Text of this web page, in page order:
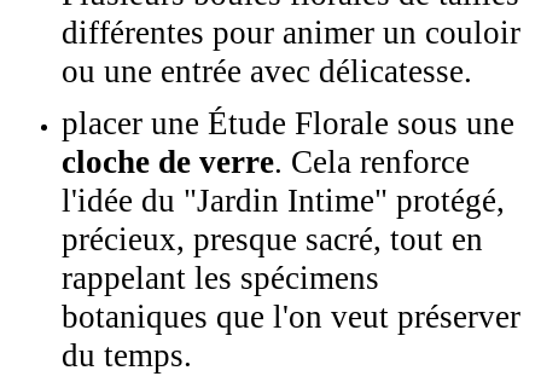
différentes pour animer un couloir
ou une entrée avec délicatesse.
placer une Étude Florale sous une
cloche de verre. Cela renforce
l'idée du "Jardin Intime" protégé,
précieux, presque sacré, tout en
rappelant les spécimens
botaniques que l'on veut préserver
du temps.